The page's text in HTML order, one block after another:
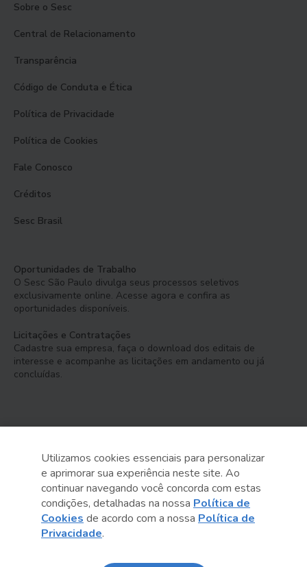
Sobre o Sesc
Central de Relacionamento
Transparência
Código de Conduta e Ética
Política de Privacidade
Política de Cookies
Fale Conosco
Créditos
Sesc Brasil
Oportunidades de Trabalho
O Sesc São Paulo divulga seus processos seletivos
exclusivamente online. Acesse agora e confira as
oportunidades disponíveis.
Licitações e Contratações
Cadastre sua empresa, faça o download dos editais de
interesse e acompanhe as licitações em andamento ou já
concluídas.
Serviço Social do Comércio
Administração Regional no Estado de São Paulo
Sesc São Paulo por aí:
Utilizamos cookies essenciais para personalizar
e aprimorar sua experiência neste site. Ao
continuar navegando você concorda com estas
condições, detalhadas na nossa Política de
Cookies de acordo com a nossa Política de
Privacidade.